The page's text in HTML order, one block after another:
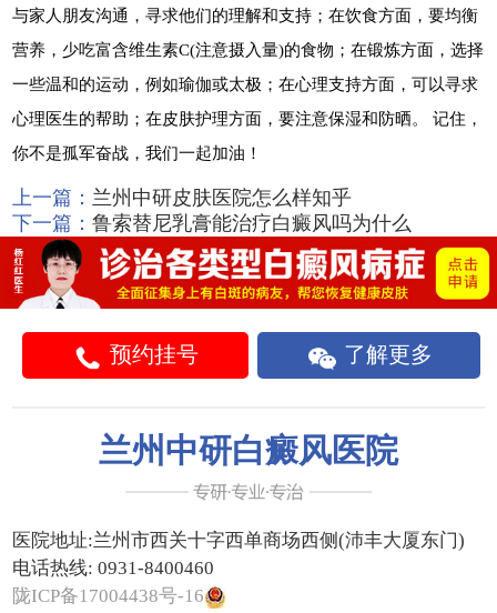
与家人朋友沟通，寻求他们的理解和支持；在饮食方面，要均衡
营养，少吃富含维生素C(注意摄入量)的食物；在锻炼方面，选择
一些温和的运动，例如瑜伽或太极；在心理支持方面，可以寻求
心理医生的帮助；在皮肤护理方面，要注意保湿和防晒。 记住，
你不是孤军奋战，我们一起加油！
上一篇： 兰州中研皮肤医院怎么样知乎
下一篇：鲁索替尼乳膏能治疗白癜风吗为什么
预约挂号 了解更多
兰州中研白癜风医院
医院地址:兰州市西关十字西单商场西侧(沛丰大厦东门)
电话热线: 0931-8400460
陇ICP备17004438号-16